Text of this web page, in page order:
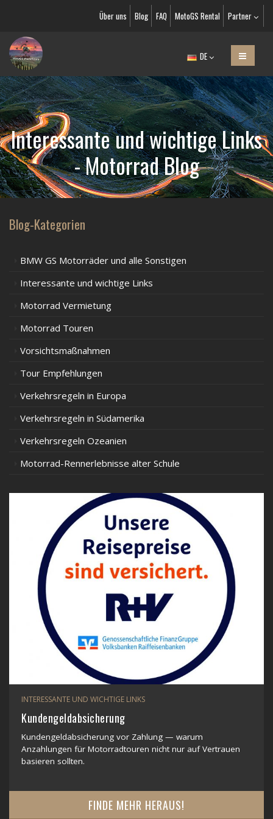
Über uns Blog FAQ MotoGS Rental Partner
DE
Interessante und wichtige Links
- Motorrad Blog
Blog-Kategorien
BMW GS Motorräder und alle Sonstigen
Interessante und wichtige Links
Motorrad Vermietung
Motorrad Touren
Vorsichtsmaßnahmen
Tour Empfehlungen
Verkehrsregeln in Europa
Verkehrsregeln in Südamerika
Verkehrsregeln Ozeanien
Motorrad-Rennerlebnisse alter Schule
INTERESSANTE UND WICHTIGE LINKS
Kundengeldabsicherung
Kundengeldabsicherung vor Zahlung — warum
Anzahlungen für Motorradtouren nicht nur auf Vertrauen
basieren sollten.
FINDE MEHR HERAUS!